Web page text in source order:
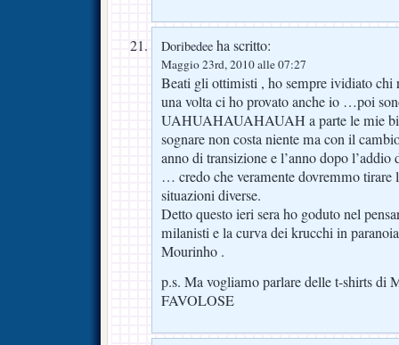
Doribedee ha scritto:
Maggio 23rd, 2010 alle 07:27
Beati gli ottimisti , ho sempre ividiato chi
una volta ci ho provato anche io …poi
UAHUAHAUAHAUAH a parte le mie
sognare non costa niente ma con il
anno di transizione e l’anno dopo
… credo che veramente dovremmo tirare
situazioni diverse.
Detto questo ieri sera ho goduto nel
milanisti e la curva dei krucchi in
Mourinho .
p.s. Ma vogliamo parlare delle t-shirts di
FAVOLOSE